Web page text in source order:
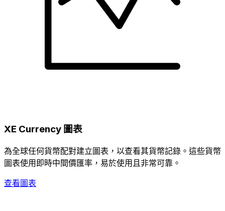
XE Currency 圖表
為全球任何貨幣配對建立圖表，以查看其貨幣記錄。這些貨幣
圖表使用即時中間價匯率，易於使用且非常可靠。
查看圖表